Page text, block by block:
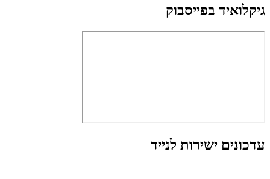
גיקלואיד בפייסבוק
עדכונים ישירות לנייד